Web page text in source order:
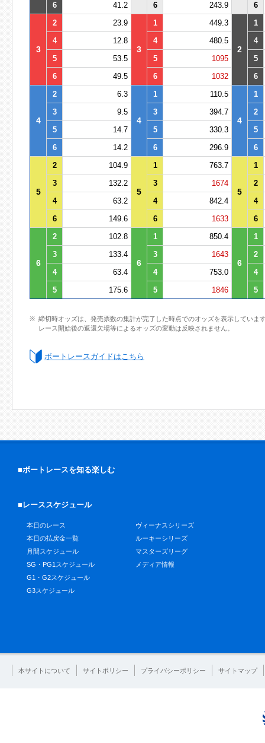
6
41.2 6 243.9 6
3
2 23.9
3
1 449.3
2
1
4
12.8 4 480.5
4
5
53.5 5 1095
5
6
49.5 6 1032 6
4
2 6.3
4
1 110.5
4
1
3
9.5 3 394.7
2
5
14.7 5 330.3
5
6
14.2 6 296.9 6
5
2 104.9
5
1 763.7
5
1
3
132.2 3 1674
2
4
63.2 4 842.4
4
6
149.6 6 1633 6
6
2 102.8
6
1 850.4
6
1
3
133.4 3 1643
2
4
63.4 4 753.0
4
5
175.6 5 1846 5
締切時オッズは、発売票数の集計が完了した時点でのオッズを表示していま
レース開始後の返還欠場等によるオッズの変動は反映されません。
ボートレースガイドはこちら
■ボートレースを知る楽しむ
■レーススケジュール
本日のレース
本日の払戻金一覧
月間スケジュール
SG・PG1スケジュール
G1・G2スケジュール
G3スケジュール
ヴィーナスシリーズ
ルーキーシリーズ
マスターズリーグ
メディア情報
本サイトについて サイトポリシー プライバシーポリシー サイトマップ